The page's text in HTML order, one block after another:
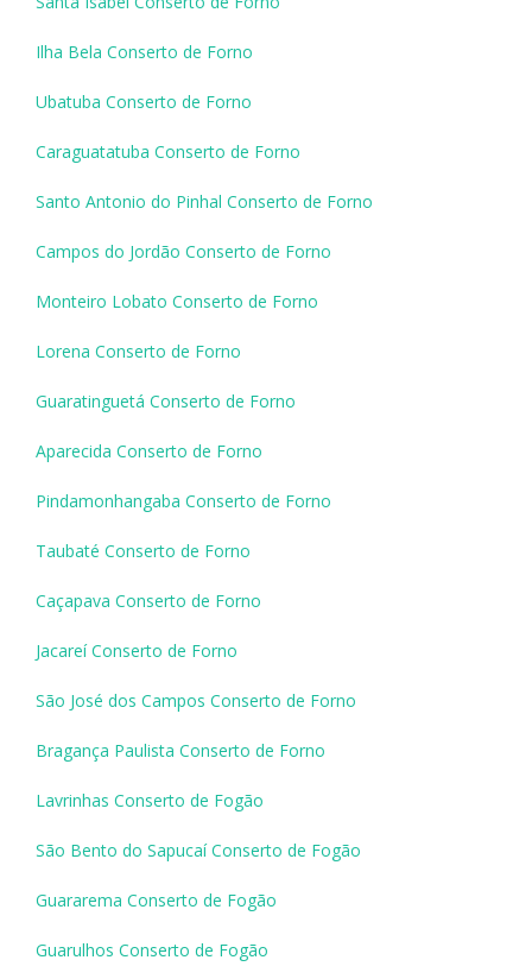
Ilha Bela Conserto de Forno
Ubatuba Conserto de Forno
Caraguatatuba Conserto de Forno
Santo Antonio do Pinhal Conserto de Forno
Campos do Jordão Conserto de Forno
Monteiro Lobato Conserto de Forno
Lorena Conserto de Forno
Guaratinguetá Conserto de Forno
Aparecida Conserto de Forno
Pindamonhangaba Conserto de Forno
Taubaté Conserto de Forno
Caçapava Conserto de Forno
Jacareí Conserto de Forno
São José dos Campos Conserto de Forno
Bragança Paulista Conserto de Forno
Lavrinhas Conserto de Fogão
São Bento do Sapucaí Conserto de Fogão
Guararema Conserto de Fogão
Guarulhos Conserto de Fogão